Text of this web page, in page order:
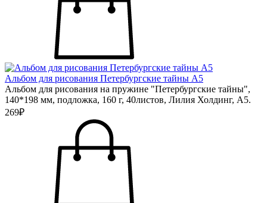
Альбом для рисования Петербургские тайны А5
Альбом для рисования на пружине "Петербургские тайны",
140*198 мм, подложка, 160 г, 40листов, Лилия Холдинг, А5.
269₽